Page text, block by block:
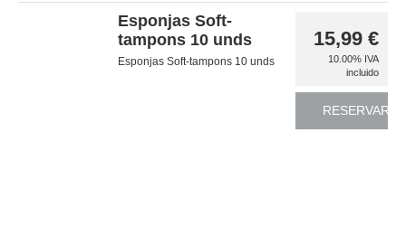
Esponjas Soft-
tampons 10 unds
Esponjas Soft-tampons 10 unds
15,99 €
10.00% IVA
incluido
RESERVAR